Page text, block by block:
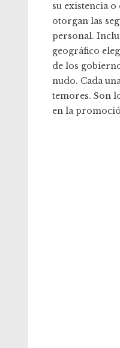
su existencia
otorgan las
personal.
geográfico
de los
nudo. Cada
temores. Son
en la